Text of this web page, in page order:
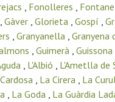
, Fonolleres ,
, Gàver , Glorieta , Gospí ,
, Granyanella , Granyena
, Guimerà , Guissona
, L'Albió , L'Ametlla de
, La Cirera , La
, La Goda , La Guàrdia